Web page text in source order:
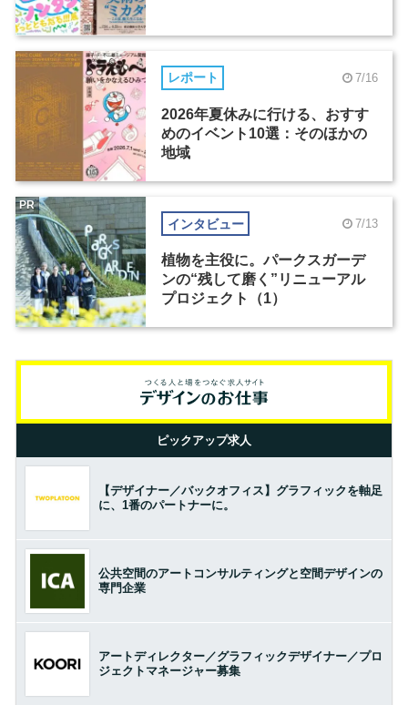
レポート 7/16
2026年夏休みに行ける、おすす
めのイベント10選：そのほかの
地域
インタビュー 7/13
植物を主役に。パークスガーデ
ンの“残して磨く”リニューアル
プロジェクト（1）
PR
ピックアップ求人
【デザイナー／バックオフィス】グラフィックを軸足
に、1番のパートナーに。
公共空間のアートコンサルティングと空間デザインの
専門企業
アートディレクター／グラフィックデザイナー／プロ
ジェクトマネージャー募集